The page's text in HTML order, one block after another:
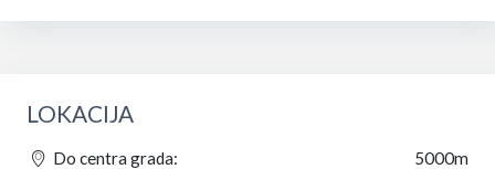
udaljenosti od 12 km.Kuća može da se izdaje kompletna a
cijeni možete kontaktirati vlasnika direktno.
LOKACIJA
Do centra grada:
5000m